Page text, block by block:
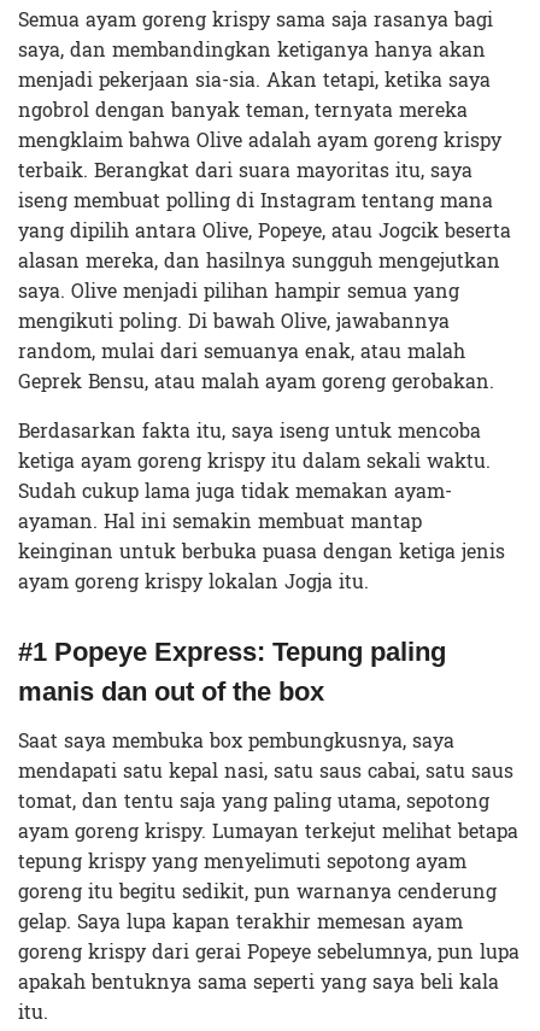
Semua ayam goreng krispy sama saja rasanya bagi
saya, dan membandingkan ketiganya hanya akan
menjadi pekerjaan sia-sia. Akan tetapi, ketika saya
ngobrol dengan banyak teman, ternyata mereka
mengklaim bahwa Olive adalah ayam goreng krispy
terbaik. Berangkat dari suara mayoritas itu, saya
iseng membuat polling di Instagram tentang mana
yang dipilih antara Olive, Popeye, atau Jogcik beserta
alasan mereka, dan hasilnya sungguh mengejutkan
saya. Olive menjadi pilihan hampir semua yang
mengikuti poling. Di bawah Olive, jawabannya
random, mulai dari semuanya enak, atau malah
Geprek Bensu, atau malah ayam goreng gerobakan.
Berdasarkan fakta itu, saya iseng untuk mencoba
ketiga ayam goreng krispy itu dalam sekali waktu.
Sudah cukup lama juga tidak memakan ayam-
ayaman. Hal ini semakin membuat mantap
keinginan untuk berbuka puasa dengan ketiga jenis
ayam goreng krispy lokalan Jogja itu.
#1 Popeye Express: Tepung paling
manis dan out of the box
Saat saya membuka box pembungkusnya, saya
mendapati satu kepal nasi, satu saus cabai, satu saus
tomat, dan tentu saja yang paling utama, sepotong
ayam goreng krispy. Lumayan terkejut melihat betapa
tepung krispy yang menyelimuti sepotong ayam
goreng itu begitu sedikit, pun warnanya cenderung
gelap. Saya lupa kapan terakhir memesan ayam
goreng krispy dari gerai Popeye sebelumnya, pun lupa
apakah bentuknya sama seperti yang saya beli kala
itu.